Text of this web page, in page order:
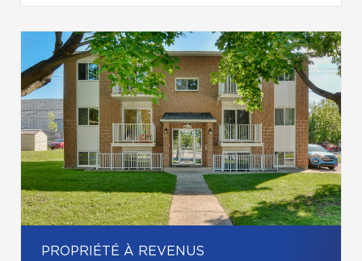
PROPRIÉTÉ À REVENUS